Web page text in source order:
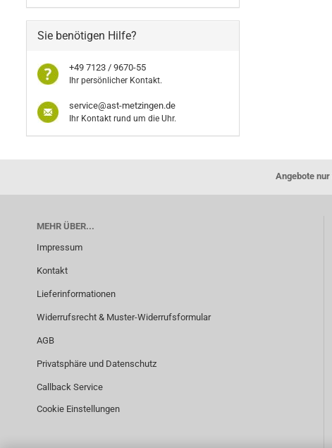
Sie benötigen Hilfe?
+49 7123 / 9670-55
Ihr persönlicher Kontakt.
service@ast-metzingen.de
Ihr Kontakt rund um die Uhr.
Angebote
MEHR ÜBER...
Impressum
Kontakt
Lieferinformationen
Widerrufsrecht & Muster-Widerrufsformular
AGB
Privatsphäre und Datenschutz
Callback Service
Cookie Einstellungen